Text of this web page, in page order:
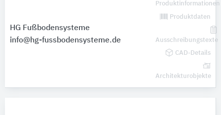
HG Fußbodensysteme
info@hg-fussbodensysteme.de
Produktinformationen
Produktdaten
Ausschreibungstexte
CAD-Details
Architekturobjekte